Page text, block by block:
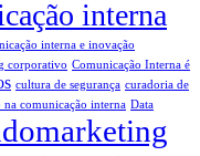
interna
interna e inovação
corporativo Comunicação Interna é
cultura de segurança curadoria de
comunicação interna Data